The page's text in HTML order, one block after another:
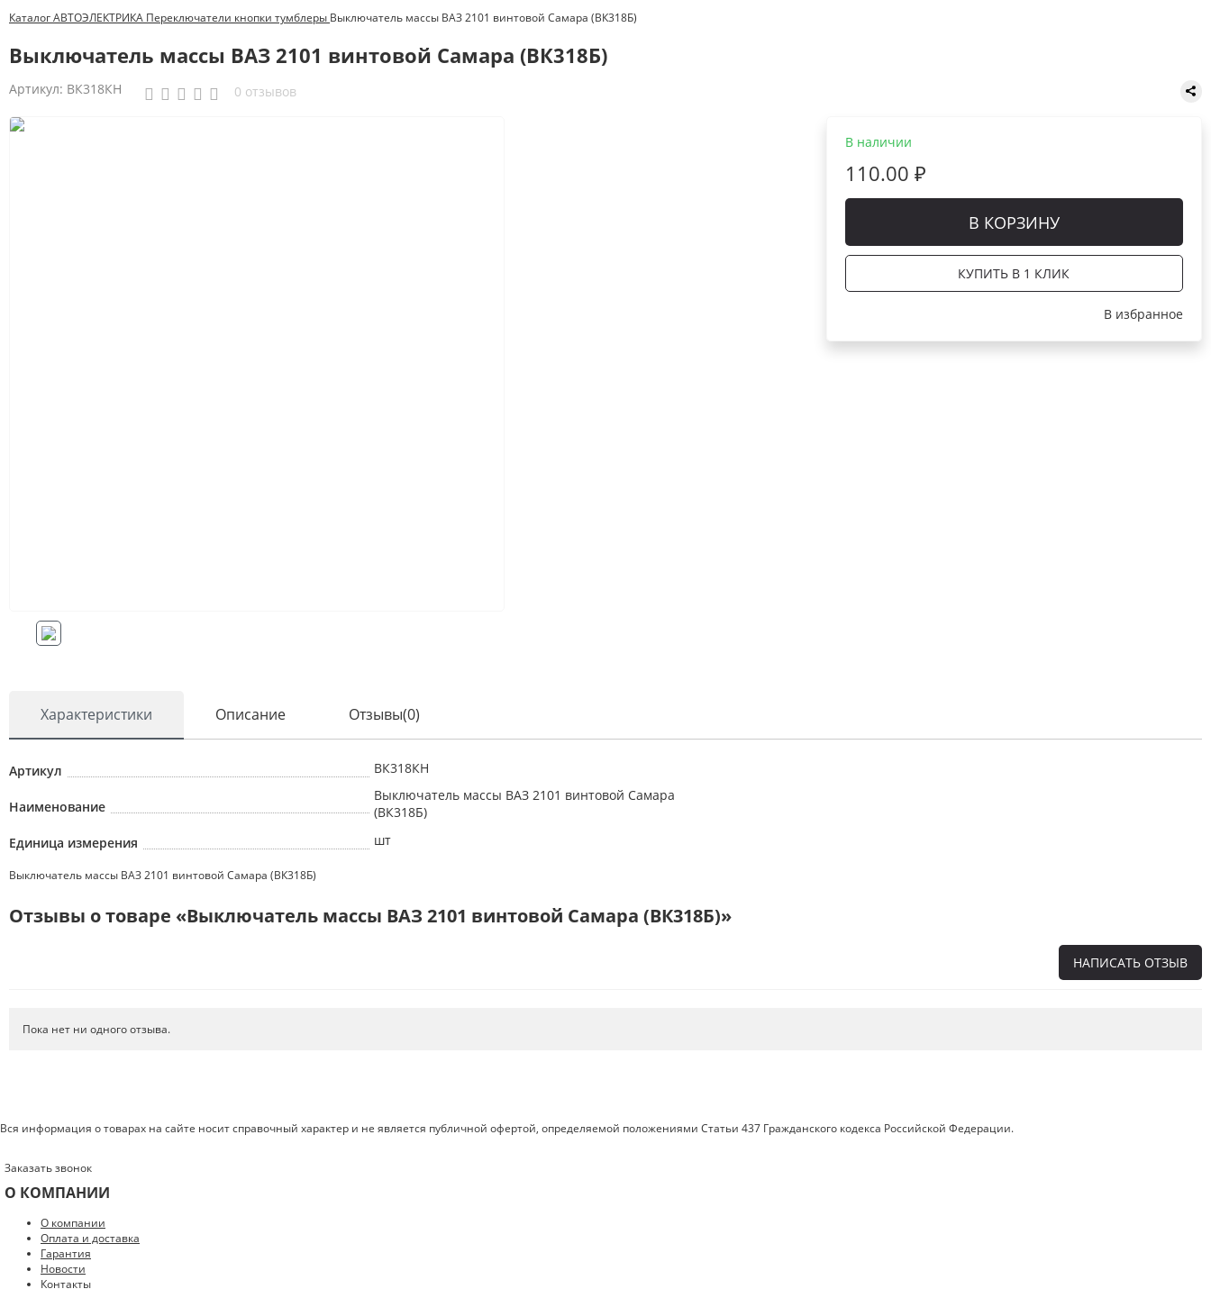
КаталогАВТОЭЛЕКТРИКА Переключатели кнопки тумблеры Выключатель массы ВАЗ 2101 винтовой Самара (ВК318Б)
Выключатель массы ВАЗ 2101 винтовой Самара (ВК318Б)
Артикул: ВК318КН 0 отзывов
В наличии
110.00 ₽
В КОРЗИНУ
КУПИТЬ В 1 КЛИК
В избранное
Характеристики Описание Отзывы(0)
Артикул ВК318КН
Наименование
Выключатель массы ВАЗ 2101 винтовой Самара
(ВК318Б)
Единица измерения
шт
Выключатель массы ВАЗ 2101 винтовой Самара (ВК318Б)
Отзывы о товаре «Выключатель массы ВАЗ 2101 винтовой Самара (ВК318Б)»
НАПИСАТЬ ОТЗЫВ
Доставка
Введите код с картинки:
Пока нет ни одного отзыва.
Вся информация о товарах на сайте носит справочный характер и не является публичной офертой, определяемой положениями Статьи 437 Гражданского кодекса Российской Федерации.
Заказать звонок
О КОМПАНИИ
О компании
Оплата и доставка
Гарантия
Новости
Контакты